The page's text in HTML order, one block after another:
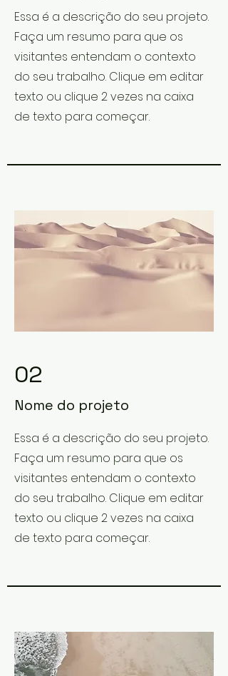
Essa é a descrição do seu projeto.
Faça um resumo para que os
visitantes entendam o contexto
do seu trabalho. Clique em editar
texto ou clique 2 vezes na caixa
de texto para começar.
02
Nome do projeto
Essa é a descrição do seu projeto.
Faça um resumo para que os
visitantes entendam o contexto
do seu trabalho. Clique em editar
texto ou clique 2 vezes na caixa
de texto para começar.